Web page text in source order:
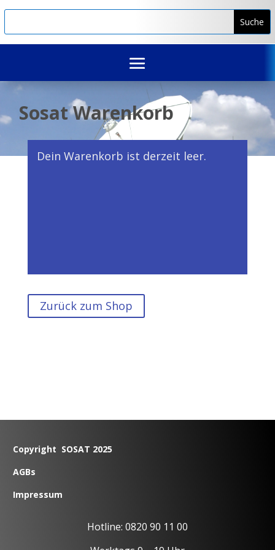
Sosat Warenkorb
Dein Warenkorb ist derzeit leer.
Zurück zum Shop
Copyright SOSAT 2025
AGBs
Impressum
Hotline: 0820 90 11 00